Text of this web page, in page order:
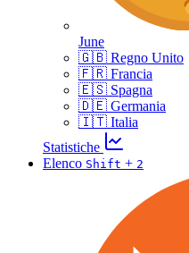
June
🇬🇧 Regno Unito
🇫🇷 Francia
🇪🇸 Spagna
🇩🇪 Germania
🇮🇹 Italia
Statistiche
Elenco Shift + 2